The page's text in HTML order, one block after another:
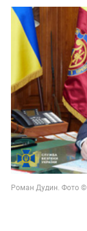
Роман Дудин. Фото ©